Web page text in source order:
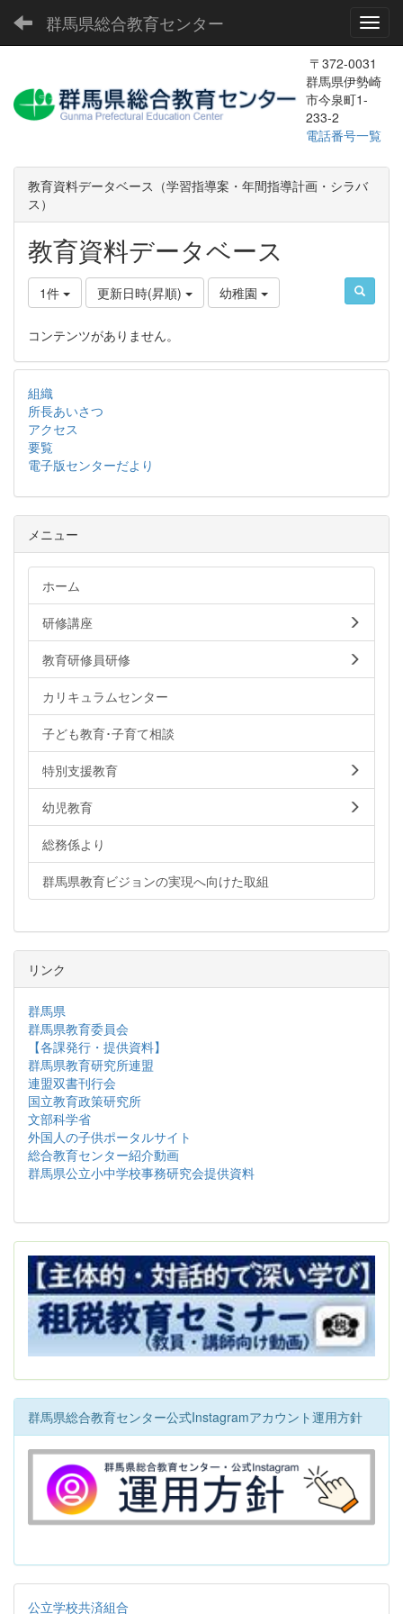
群馬県総合教育センター
〒372-0031
群馬県伊勢崎
市今泉町1-
233-2
電話番号一覧
教育資料データベース（学習指導案・年間指導計画・シラバ
ス）
教育資料データベース
1件 更新日時(昇順) 幼稚園
コンテンツがありません。
組織
所長あいさつ
アクセス
要覧
電子版センターだより
メニュー
ホーム
研修講座
教育研修員研修
カリキュラムセンター
子ども教育･子育て相談
特別支援教育
幼児教育
総務係より
群馬県教育ビジョンの実現へ向けた取組
リンク
群馬県
群馬県教育委員会
【各課発行・提供資料】
群馬県教育研究所連盟
連盟双書刊行会
国立教育政策研究所
文部科学省
外国人の子供ポータルサイト
総合教育センター紹介動画
群馬県公立小中学校事務研究会提供資料
群馬県総合教育センター公式Instagramアカウント運用方針
公立学校共済組合